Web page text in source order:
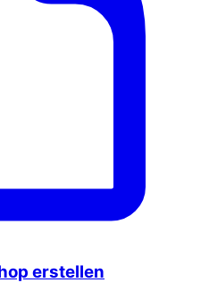
erstellen